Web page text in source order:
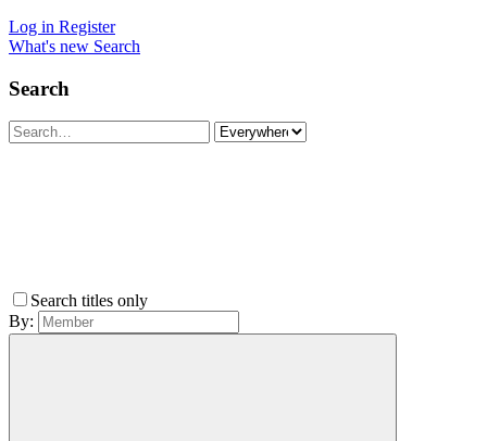
Log in Register
What's new Search
Search
Search titles only
By: